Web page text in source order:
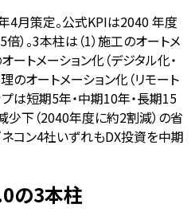
月策定。公式KPIは2040 年度
）。3本柱は（1）施工のオートメ
ートメーション化（デジタル化・
のオートメーション化（リモート
プは短期5年・中期10年・長期15
下（2040年度に約2割減）の省
コン4社いずれもDX投資を中期
の3本柱